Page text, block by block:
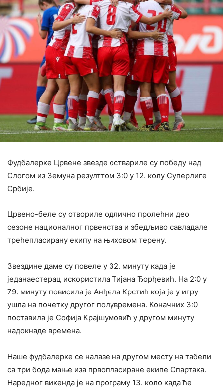
Фудбалерке Црвене звезде оствариле су победу над
Слогом из Земуна резулттом 3:0 у 12. колу Суперлиге
Србије.
Црвено-беле су отвориле одлично пролећни део
сезоне националног првенства и збедљиво савладале
трећепласирану екипу на њиховом терену.
Звездине даме су повеле у 32. минуту када је
једанаестерац искористила Тијана Ђорђевић. На 2:0 у
79. минуту повисила је Анђела Крстић која је у игру
ушла на почетку другог полувремена. Коначних 3:0
поставила је Софија Крајшумовић у другом минуту
надокнаде времена.
Наше фудбалерке се налазе на другом месту на табели
са три бода мање иза првопласиране екипе Спартака.
Наредног викенда је на програму 13. коло када ће